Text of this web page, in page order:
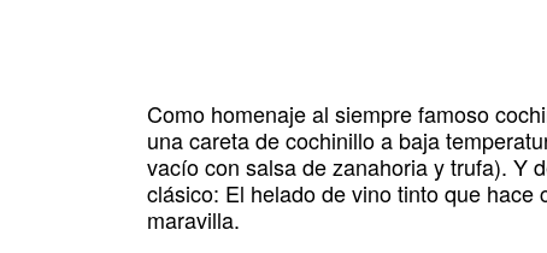
Como homenaje al siempre famoso
una careta de cochinillo a baja
vacío con salsa de zanahoria y trufa). Y
clásico: El helado de vino tinto que
maravilla.